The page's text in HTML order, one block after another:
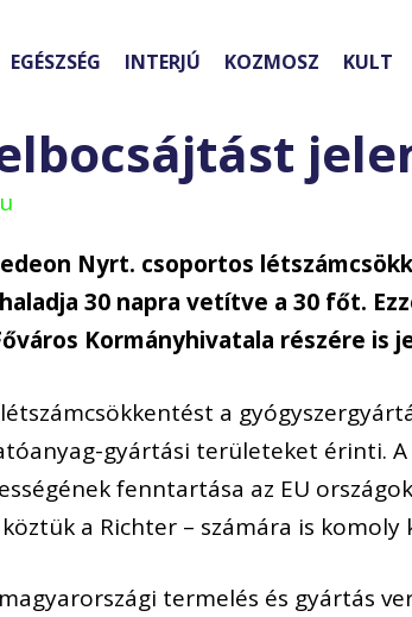
EGÉSZSÉG INTERJÚ KOZMOSZ KULT
Nyrt. csoportos
30 napra vetítve a 30 főt.
Kormányhivatala részére is
a
gyártási területeket érinti.
fenntartása az EU
a Richter – számára is komoly
termelés és gyártás